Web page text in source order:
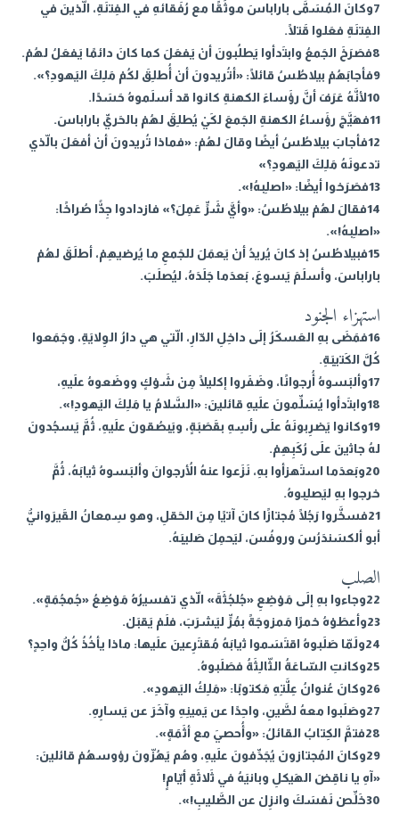
7وكانَ المُسَمَّى باراباسَ موثَقًا مع رُفَقائهِ في الفِتنَةِ، الّذينَ في
الفِتنَةِ فعَلوا قَتلًا.
8فصَرَخَ الجَمعُ وابتَدأوا يَطلُبونَ أنْ يَفعَلَ كما كانَ دائمًا يَفعَلُ لهُمْ.
9فأجابَهُمْ بيلاطُسُ قائلًا: «أتُريدونَ أنْ أُطلِقَ لكُمْ مَلِكَ اليَهودِ؟».
10لأنَّهُ عَرَفَ أنَّ رؤَساءَ الكهنةِ كانوا قد أسلَموهُ حَسَدًا.
11فهَيَّجَ رؤَساءُ الكهنةِ الجَمعَ لكَيْ يُطلِقَ لهُمْ بالحَريِّ باراباسَ.
12فأجابَ بيلاطُسُ أيضًا وقالَ لهُمْ: «فماذا تُريدونَ أنْ أفعَلَ بالّذي
تدعونَهُ مَلِكَ اليَهودِ؟»
13فصَرَخوا أيضًا: «اصلِبهُ!».
14فقالَ لهُمْ بيلاطُسُ: «وأيَّ شَرٍّ عَمِلَ؟» فازدادوا جِدًّا صُراخًا:
«اصلِبهُ!».
15فبيلاطُسُ إذ كانَ يُريدُ أنْ يَعمَلَ للجَمعِ ما يُرضيهِمْ، أطلَقَ لهُمْ
باراباسَ، وأسلَمَ يَسوعَ، بَعدَما جَلَدَهُ، ليُصلَبَ.
استهزاء الجنود
16فمَضَى بهِ العَسكَرُ إلَى داخِلِ الدّارِ، الّتي هي دارُ الوِلايَةِ، وجَمَعوا
كُلَّ الكَتيبَةِ.
17وألبَسوهُ أُرجوانًا، وضَفَروا إكليلًا مِنْ شَوْكٍ ووضَعوهُ علَيهِ،
18وابتَدأوا يُسَلِّمونَ علَيهِ قائلينَ: «السَّلامُ يا مَلِكَ اليَهودِ!».
19وكانوا يَضرِبونَهُ علَى رأسِهِ بقَصَبَةٍ، ويَبصُقونَ علَيهِ، ثُمَّ يَسجُدونَ
لهُ جاثينَ علَى رُكَبِهِمْ.
20وبَعدَما استَهزأوا بهِ، نَزَعوا عنهُ الأُرجوانَ وألبَسوهُ ثيابَهُ، ثُمَّ
خرجوا بهِ ليَصلِبوهُ.
21فسخَّروا رَجُلًا مُجتازًا كانَ آتيًا مِنَ الحَقلِ، وهو سِمعانُ القَيرَوانيُّ
أبو ألكسَندَرُسَ وروفُسَ، ليَحمِلَ صَليبَهُ.
الصلب
22وجاءوا بهِ إلَى مَوْضِعِ «جُلجُثَةَ» الّذي تفسيرُهُ مَوْضِعُ «جُمجُمَةٍ».
23وأعطَوْهُ خمرًا مَمزوجَةً بمُرٍّ ليَشرَبَ، فلَمْ يَقبَلْ.
24ولَمّا صَلَبوهُ اقتَسَموا ثيابَهُ مُقتَرِعينَ علَيها: ماذا يأخُذُ كُلُّ واحِدٍ؟
25وكانتِ السّاعَةُ الثّالِثَةُ فصَلَبوهُ.
26وكانَ عُنوانُ عِلَّتِهِ مَكتوبًا: «مَلِكُ اليَهودِ».
27وصَلَبوا معهُ لصَّينِ، واحِدًا عن يَمينِهِ وآخَرَ عن يَسارِهِ.
28فتمَّ الكِتابُ القائلُ: «وأُحصيَ مع أثَمَةٍ».
29وكانَ المُجتازونَ يُجَدِّفونَ علَيهِ، وهُم يَهُزّونَ رؤوسهُمْ قائلينَ:
«آهِ يا ناقِضَ الهَيكلِ وبانيَهُ في ثَلاثَةِ أيّامٍ!
30خَلِّصْ نَفسَكَ وانزِلْ عن الصَّليبِ!».